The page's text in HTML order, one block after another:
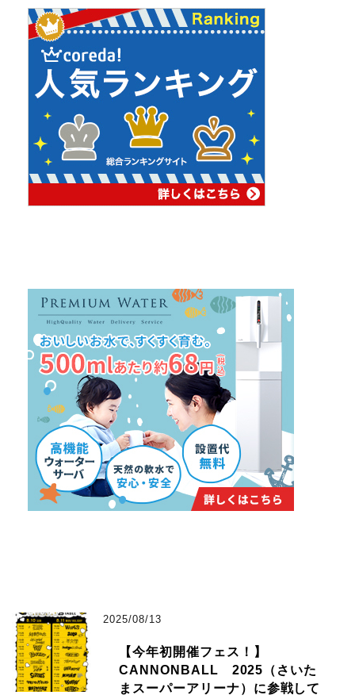
2025/08/13
【今年初開催フェス！】
CANNONBALL 2025（さいた
まスーパーアリーナ）に参戦して